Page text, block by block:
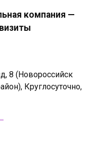
компания —
8 (Новороссийск
Круглосуточно,